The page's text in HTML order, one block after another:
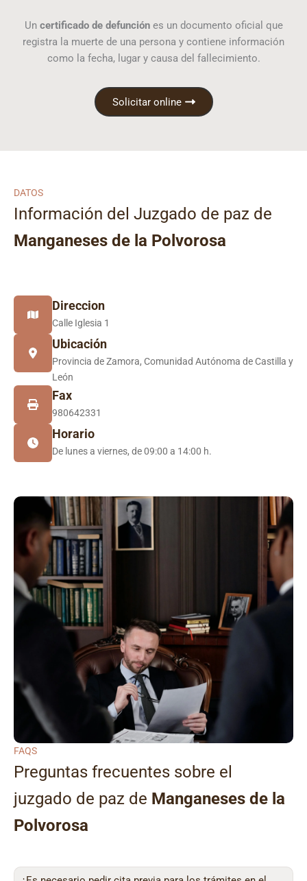
Un certificado de defunciónes un documento oficial que
registra la muerte de una persona y contiene información
como la fecha, lugar y causa del fallecimiento.
Solicitar online
DATOS
Información del Juzgado de paz de
Manganeses de la Polvorosa
Direccion
Calle Iglesia 1
Ubicación
Provincia de Zamora, Comunidad Autónoma de Castilla y
León
Fax
980642331
Horario
De lunes a viernes, de 09:00 a 14:00 h.
FAQS
Preguntas frecuentes sobre el
juzgado de paz de Manganeses de la
Polvorosa